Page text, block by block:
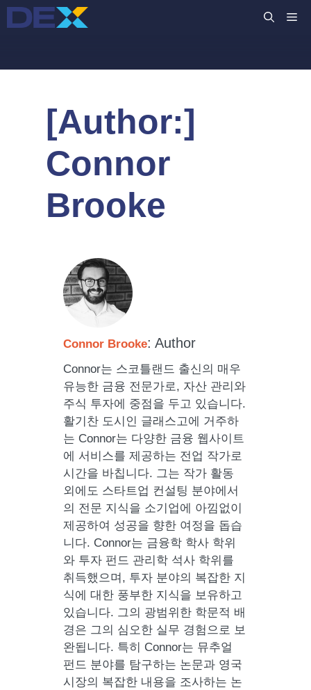
컨
텐
[Author:]
Connor
Brooke
Connor Brooke: Author
Connor는 스코틀랜드 출신의 매우
유능한 금융 전문가로, 자산 관리와
주식 투자에 중점을 두고 있습니다.
활기찬 도시인 글래스고에 거주하
는 Connor는 다양한 금융 웹사이트
에 서비스를 제공하는 전업 작가로
시간을 바칩니다. 그는 작가 활동
외에도 스타트업 컨설팅 분야에서
의 전문 지식을 소기업에 아낌없이
제공하여 성공을 향한 여정을 돕습
니다. Connor는 금융학 학사 학위
와 투자 펀드 관리학 석사 학위를
취득했으며, 투자 분야의 복잡한 지
식에 대한 풍부한 지식을 보유하고
있습니다. 그의 광범위한 학문적 배
경은 그의 심오한 실무 경험으로 보
완됩니다. 특히 Connor는 뮤추얼
펀드 분야를 탐구하는 논문과 영국
시장의 복잡한 내용을 조사하는 논